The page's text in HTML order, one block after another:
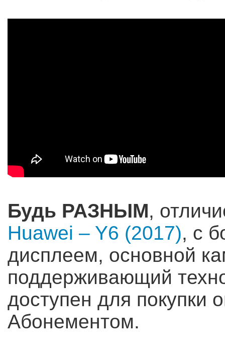
Будь РАЗНЫМ,
Huawei – Y6 (2017), с
дисплеем, основной
поддерживающий
доступен для покупки
Абонементом.